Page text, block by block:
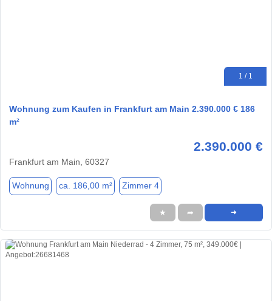
1 / 1
Wohnung zum Kaufen in Frankfurt am Main 2.390.000 € 186
m²
2.390.000 €
Frankfurt am Main, 60327
Wohnung ca. 186,00 m² Zimmer 4
★ ➦ ➜